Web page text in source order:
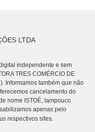
LTDA
independente e sem
TRES COMÉRCIO DE
Informamos também que não
cancelamento do
nome ISTOÉ, tampouco
apenas pelo
respectivos sites.